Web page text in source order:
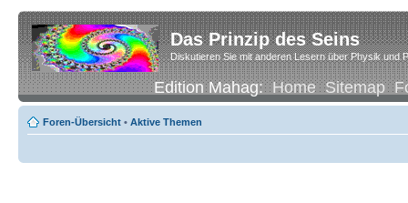
Das Prinzip des Seins
Diskutieren Sie mit anderen Lesern über Physik und
Edition Mahag:Home Sitemap
Foren-Übersicht • Aktive Themen